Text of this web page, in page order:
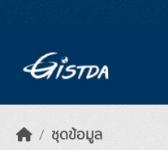
ชุดข้อมูล